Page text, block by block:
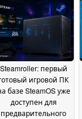
Steamroller: первый
игровой ПК
базе SteamOS уже
доступен для
предварительного